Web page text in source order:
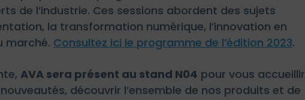
de l’industrie. Ces sessions abordent des sujets
la transformation numérique, l’innovation en
marché. Consultez ici le programme de l’édition 2023.
AVA sera présent au stand N04 pour vous accueillir
découvrir l’ensemble de nos produits et de